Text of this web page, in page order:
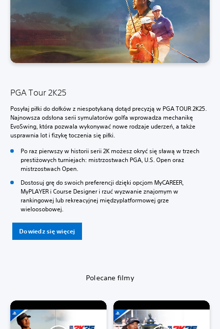
PGA Tour 2K25
Posyłaj piłki do dołków z niespotykaną dotąd precyzją w PGA TOUR 2K25.
Najnowsza odsłona serii symulatorów golfa wprowadza mechanikę
EvoSwing, która pozwala wykonywać nowe rodzaje uderzeń, a także
usprawnia lot i fizykę toczenia się piłki.
Po raz pierwszy w historii serii 2K możesz okryć się sławą w trzech
prestiżowych turniejach: mistrzostwach PGA, U.S. Open oraz
mistrzostwach Open.
Dostosuj grę do swoich preferencji dzięki opcjom MyCAREER,
MyPLAYER i Course Designer i rzuć wyzwanie znajomym w
rankingowej lub rekreacyjnej międzyplatformowej grze
wieloosobowej.
Dowiedz się więcej
Polecane filmy